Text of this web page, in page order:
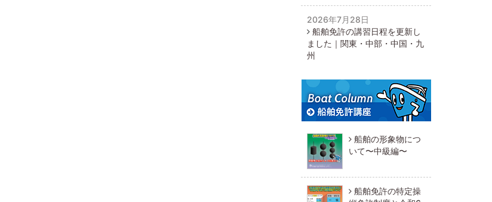
2026年7月28日
船舶免許の講習日程を更新し
ました｜関東・中部・中国・九
州
船舶の形象物につ
いて〜中級編〜
船舶免許の特定操